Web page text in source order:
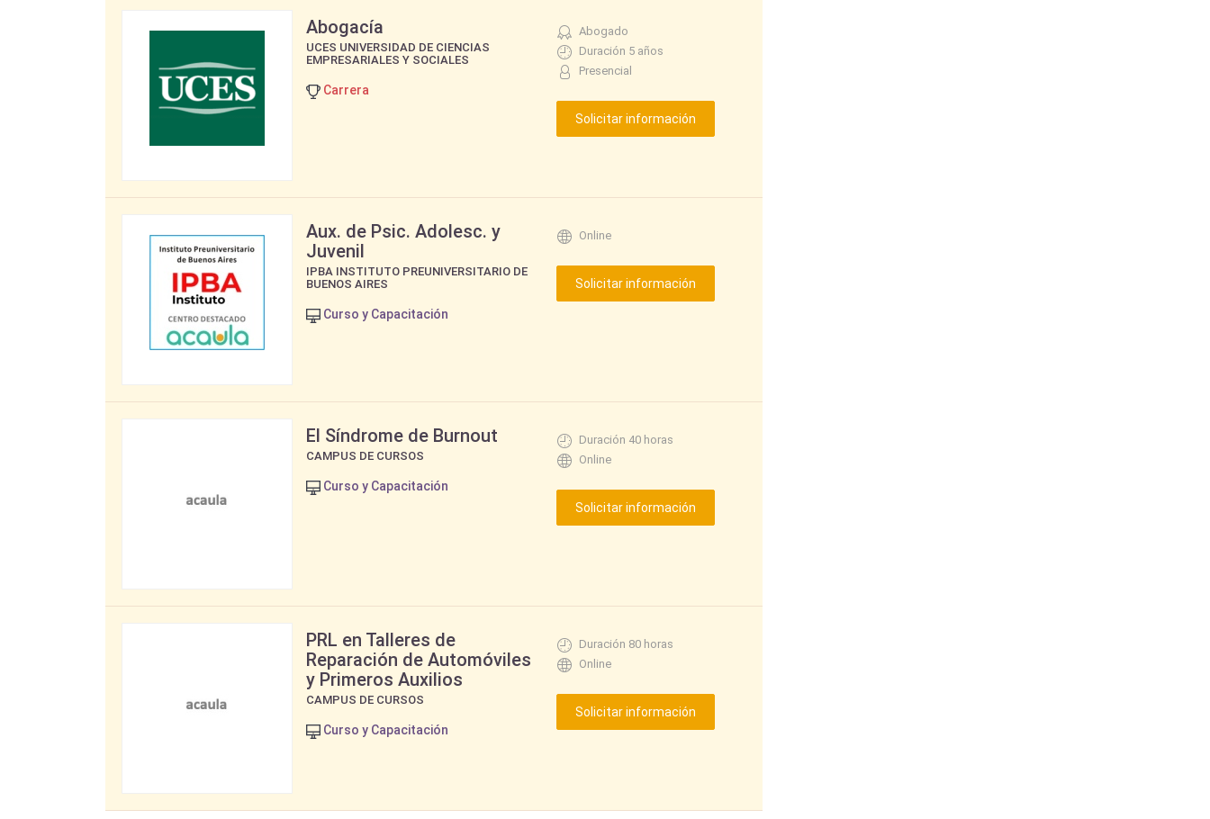
Abogacía
UCES UNIVERSIDAD DE CIENCIAS
EMPRESARIALES Y SOCIALES
Carrera
Abogado
Duración 5 años
Presencial
Aux. de Psic. Adolesc. y
Juvenil
IPBA INSTITUTO PREUNIVERSITARIO DE
BUENOS AIRES
Curso y Capacitación
Online
El Síndrome de Burnout
CAMPUS DE CURSOS
Curso y Capacitación
Duración 40 horas
Online
PRL en Talleres de
Reparación de Automóviles
y Primeros Auxilios
CAMPUS DE CURSOS
Curso y Capacitación
Duración 80 horas
Online